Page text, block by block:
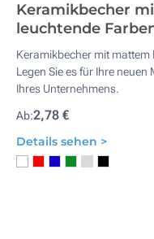
Keramikbecher
leuchtende
Keramikbecher mit
Legen Sie es für Ihre
Ihres Unternehmens.
Ab:2,78 €
Details sehen >